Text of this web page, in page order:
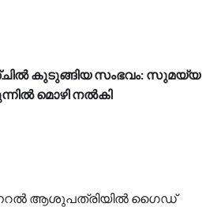
കുടുങ്ങിയ സംഭവം: സുമയ്യ
മൊഴി നൽകി
ആശുപത്രിയിൽ ഗൈഡ്